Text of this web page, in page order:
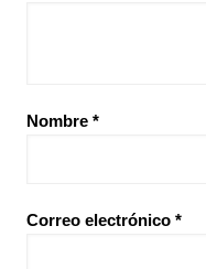
Nombre *
Correo electrónico *